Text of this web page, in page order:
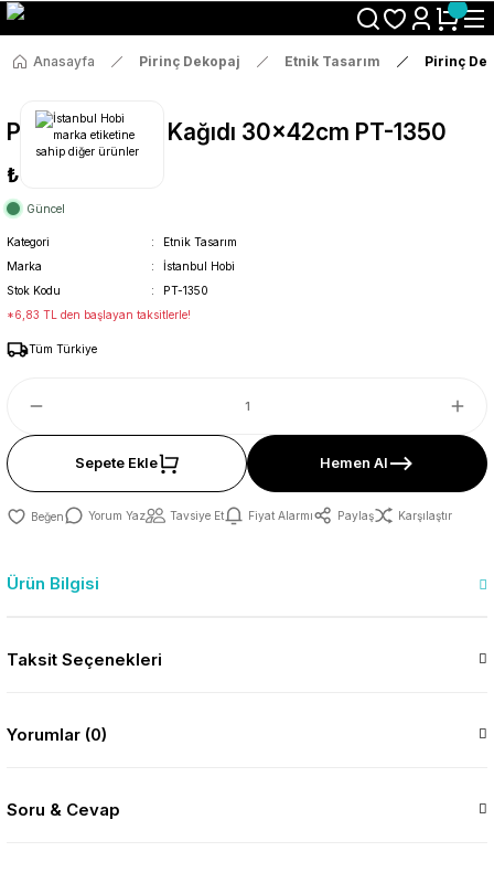
Size Özel "HG10" Koduyla Sepette Hemen %10 İndirimi Kaçırma
Anasayfa Pirinç Dekopaj Etnik Tasarım Pirinç
Pirinç Dekopaj Kağıdı 30x42cm PT-1350
₺36
Güncel
Kategori
Etnik Tasarım
Marka
İstanbul Hobi
Stok Kodu
PT-1350
*6,83 TL den başlayan taksitlerle!
Tüm Türkiye
Sepete Ekle Hemen Al
Yorum Yaz Tavsiye Et Fiyat Alarmı Paylaş Karşılaştır
Ürün Bilgisi
Taksit Seçenekleri
Yorumlar (0)
Soru & Cevap